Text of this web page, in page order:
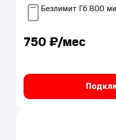
Безлимит Гб 800
750 ₽/мес